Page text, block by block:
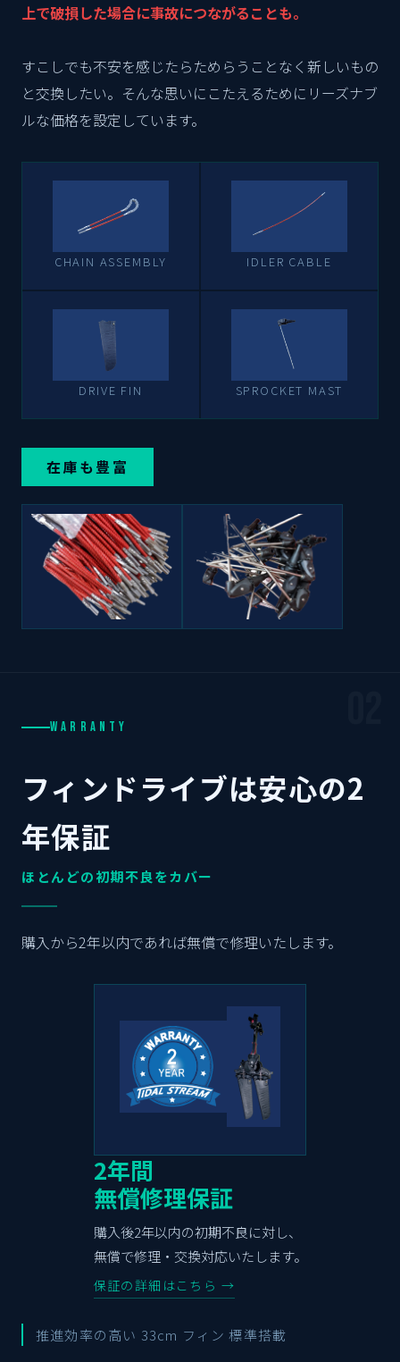
上で破損した場合に事故につながることも。
すこしでも不安を感じたらためらうことなく新しいもの
と交換したい。そんな思いにこたえるためにリーズナブ
ルな価格を設定しています。
CHAIN ASSEMBLY IDLER CABLE
DRIVE FIN SPROCKET MAST
在庫も豊富
WARRANTY
フィンドライブは安心の2
年保証
ほとんどの初期不良をカバー
購入から2年以内であれば無償で修理いたします。
2年間
無償修理保証
購入後2年以内の初期不良に対し、
無償で修理・交換対応いたします。
保証の詳細はこちら →
推進効率の高い 33cm フィン 標準搭載